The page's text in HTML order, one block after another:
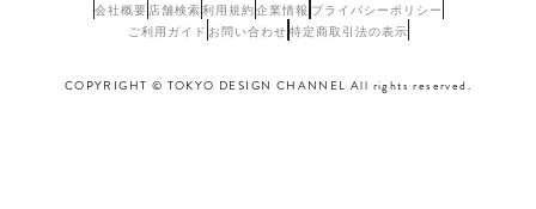
会社概要 店舗検索利用規約企業情報 プライバシーポリシー
ご利用ガイド お問い合わせ 特定商取引法の表示
COPYRIGHT © TOKYO DESIGN CHANNEL All rights reserved.